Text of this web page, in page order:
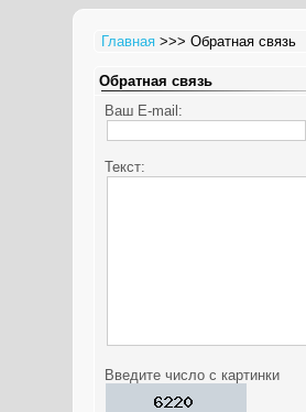
Главная >>> Обратная связь
Обратная связь
Ваш E-mail:
Текст:
Введите число с картинки